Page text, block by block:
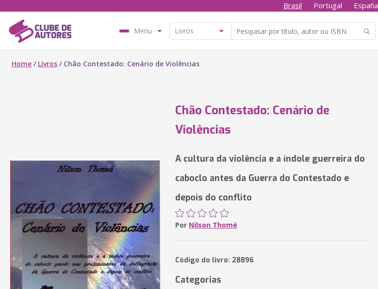
Brasil Portugal España
Menu
Home / Livros / Chão Contestado: Cenário de Violências
Chão Contestado: Cenário de
Violências
A cultura da violência e a índole guerreira do
caboclo antes da Guerra do Contestado e
depois do conflito
Por Nilson Thomé
Código do livro: 28896
Categorias